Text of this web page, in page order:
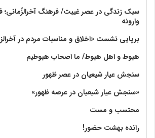
سبک زندگی در عصر غیبت/ فرهنگ آخرالزّمانی؛
وارونه
برپایی نشست «اخلاق و مناسبات مردم در
هبوط و اهل هبوط/ ما اصحاب هبوطیم
سنجش عیار شیعیان در عصر ظهور
«سنجش عیار شیعیان در عرصه ظهور»
محتسب و مست
رانده بهشت‌ حضور!